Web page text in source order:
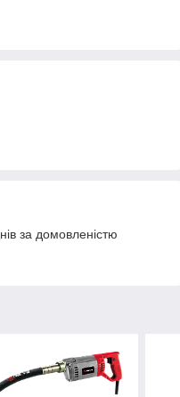
за домовленістю